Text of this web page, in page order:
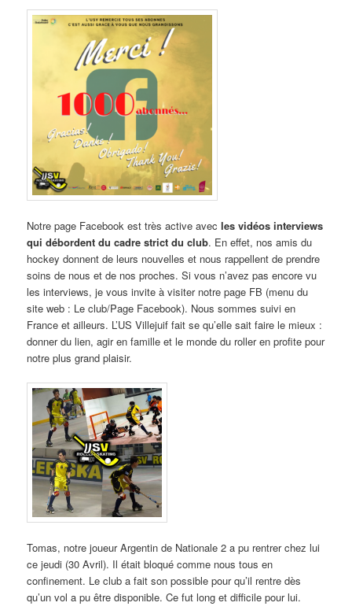
Notre page Facebook est très active avecles vidéos interviews
qui débordent du cadre strict du club. En effet, nos amis du
hockey donnent de leurs nouvelles et nous rappellent de prendre
soins de nous et de nos proches. Si vous n’avez pas encore vu
les interviews, je vous invite à visiter notre page FB (menu du
site web : Le club/Page Facebook). Nous sommes suivi en
France et ailleurs. L’US Villejuif fait se qu’elle sait faire le mieux :
donner du lien, agir en famille et le monde du roller en profite pour
notre plus grand plaisir.
Tomas, notre joueur Argentin de Nationale 2 a pu rentrer chez lui
ce jeudi (30 Avril). Il était bloqué comme nous tous en
confinement. Le club a fait son possible pour qu’il rentre dès
qu’un vol a pu être disponible. Ce fut long et difficile pour lui.